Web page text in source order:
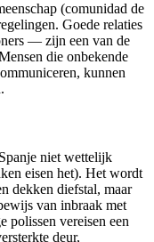
(comunidad de
Goede relaties
— zijn een van de
die onbekende
kunnen
niet wettelijk
eisen het). Het wordt
dekken diefstal, maar
van inbraak met
polissen vereisen een
deur,